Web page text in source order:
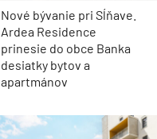
Nové bývanie pri Sĺňave.
Ardea Residence
prinesie do obce Banka
desiatky bytov a
apartmánov